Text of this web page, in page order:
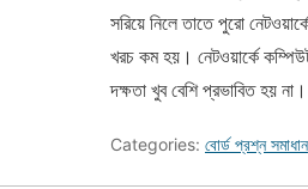
সরিয়ে নিলে তাতে পুরো
খরচ কম হয়। নেটওয়ার্কে
দক্ষতা খুব বেশি প্রভাবিত হয় না।
Categories: বোর্ড প্রশ্ন সমাধান